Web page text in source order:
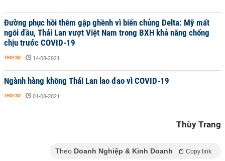
Đường phục hồi thêm gập ghềnh vì biến chủng Delta: Mỹ mất
ngôi đầu, Thái Lan vượt Việt Nam trong BXH khả năng chống
chịu trước COVID-19
THỜI SỰ - 14-08-2021
Ngành hàng không Thái Lan lao đao vì COVID-19
THỜI SỰ - 01-08-2021
Thùy Trang
Theo Doanh Nghiệp & Kinh Doanh Copy link